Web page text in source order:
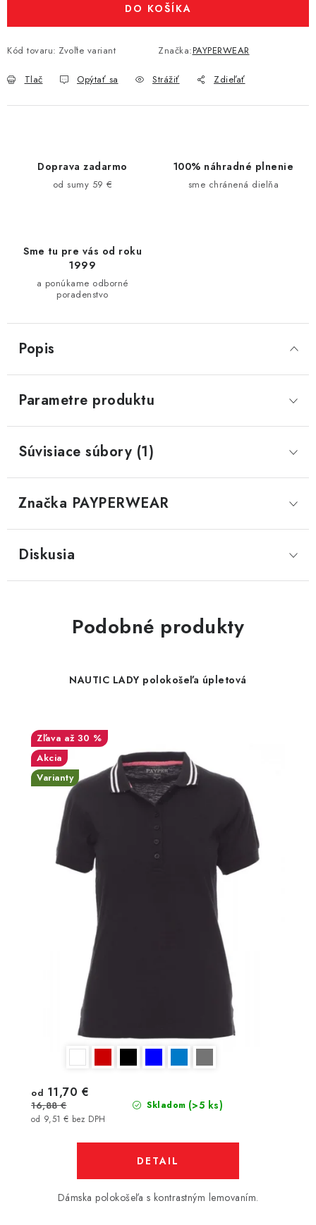
DO KOŠÍKA
Kód tovaru: Zvoľte variant Značka:PAYPERWEAR
Tlač Opýtať sa Strážiť Zdieľať
Doprava zadarmo
od sumy 59 €
100% náhradné plnenie
sme chránená dielňa
Sme tu pre vás od roku
1999
a ponúkame odborné
poradenstvo
Popis
Parametre produktu
Súvisiace súbory (1)
Značka PAYPERWEAR
Diskusia
Podobné produkty
NAUTIC LADY polokošeľa úpletová
až 30 %
Akcia
Varianty
Skladom (>5 ks)
od 9,51 € bez DPH
od 11,70 €
16,88 €
DETAIL
Dámska polokošeľa s kontrastným lemovaním.